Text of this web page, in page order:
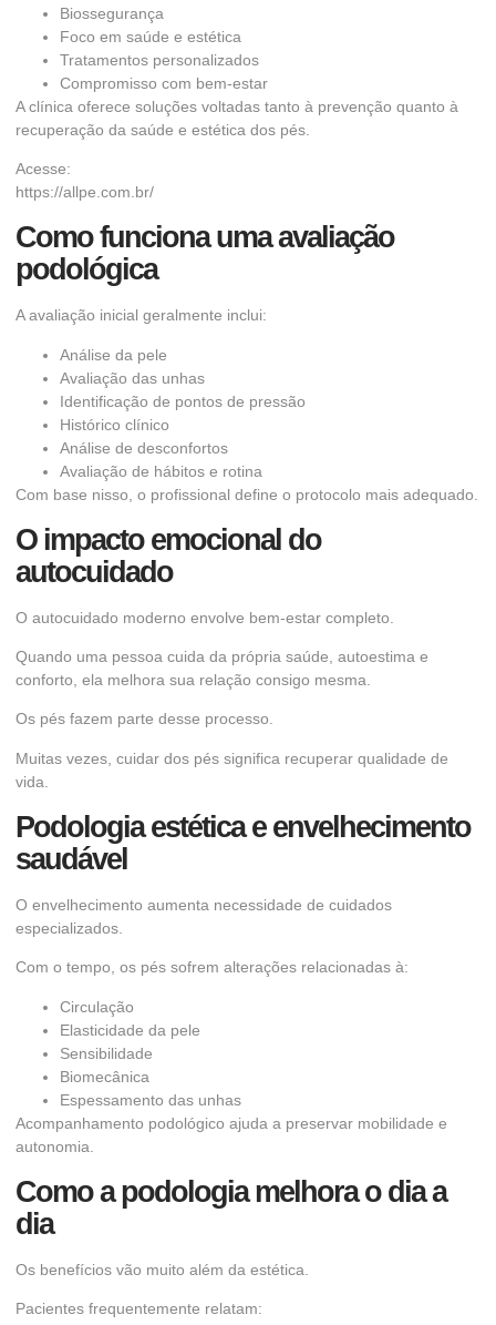
Biossegurança
Foco em saúde e estética
Tratamentos personalizados
Compromisso com bem-estar
A clínica oferece soluções voltadas tanto à prevenção quanto à
recuperação da saúde e estética dos pés.
Acesse:
https://allpe.com.br/
Como funciona uma avaliação
podológica
A avaliação inicial geralmente inclui:
Análise da pele
Avaliação das unhas
Identificação de pontos de pressão
Histórico clínico
Análise de desconfortos
Avaliação de hábitos e rotina
Com base nisso, o profissional define o protocolo mais adequado.
O impacto emocional do
autocuidado
O autocuidado moderno envolve bem-estar completo.
Quando uma pessoa cuida da própria saúde, autoestima e
conforto, ela melhora sua relação consigo mesma.
Os pés fazem parte desse processo.
Muitas vezes, cuidar dos pés significa recuperar qualidade de
vida.
Podologia estética e envelhecimento
saudável
O envelhecimento aumenta necessidade de cuidados
especializados.
Com o tempo, os pés sofrem alterações relacionadas à:
Circulação
Elasticidade da pele
Sensibilidade
Biomecânica
Espessamento das unhas
Acompanhamento podológico ajuda a preservar mobilidade e
autonomia.
Como a podologia melhora o dia a
dia
Os benefícios vão muito além da estética.
Pacientes frequentemente relatam: